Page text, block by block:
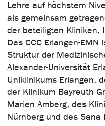
Lehre auf höchstem
als gemeinsam
der beteiligten Kliniken,
Das CCC Erlangen-
Struktur der
Alexander-Universität
Uniklinikums Erlangen,
der Klinikum Bayreuth
Marien Amberg, des
Nürnberg und des Sana